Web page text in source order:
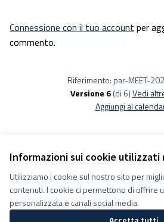
Informazioni sui cookie utilizzati
Utilizziamo i cookie sul nostro sito per
contenuti. I cookie ci permettono di offrire
personalizzata e canali social media.
Connessione con il tuo account per
commento.
Riferimento: par-MEET-
Versione 6(di 6) vedi
Aggiungi al
Termini e condizioni d''uso
Impostazioni Cookie
Decidiamo su Facebook
Decidiamo su YouTube